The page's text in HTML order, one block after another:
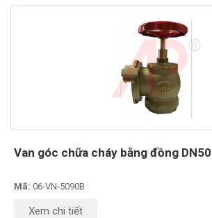
Van góc chữa cháy bằng đồng DN50
Mã: 06-VN-5090B
Xem chi tiết